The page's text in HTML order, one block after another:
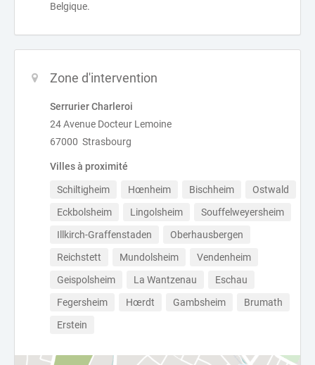
Belgique.
Zone d'intervention
Serrurier Charleroi
24 Avenue Docteur Lemoine
67000 Strasbourg
Villes à proximité
Schiltigheim Hœnheim Bischheim
Ostwald
Eckbolsheim
Lingolsheim
Souffelweyersheim
Illkirch-Graffenstaden
Oberhausbergen
Reichstett
Mundolsheim
Vendenheim
Geispolsheim
La Wantzenau
Eschau
Fegersheim
Hœrdt Gambsheim
Brumath
Erstein